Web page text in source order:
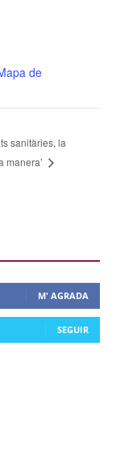
de
sanitàries, la
manera’
M' AGRADA
SEGUIR